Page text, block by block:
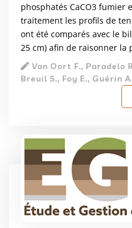
phosphatés CaCO3 fumier
traitement les profils de
ont été comparés avec le
25 cm) afin de raisonner la
Van Oort F., Paradelo
Breuil S., Foy E., Guérin